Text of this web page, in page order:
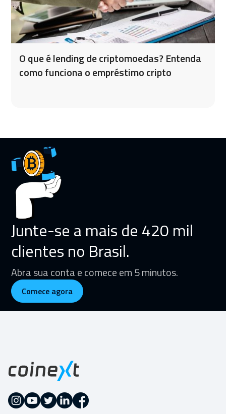
O que é lending de criptomoedas? Entenda
como funciona o empréstimo cripto
Junte-se a mais de 420 mil
clientes no Brasil.
Abra sua conta e comece em 5 minutos.
Comece agora